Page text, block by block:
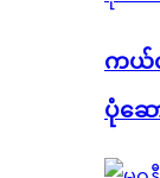
ကယ်
ပုံဆေ